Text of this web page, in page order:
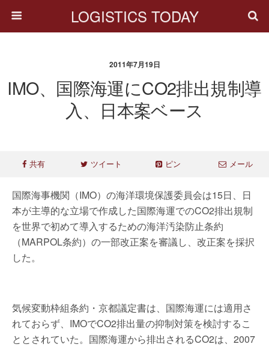
LOGISTICS TODAY
2011年7月19日
IMO、国際海運にCO2排出規制導
入、日本案ベース
共有 ツイート ピン メール
国際海事機関（IMO）の海洋環境保護委員会は15日、日
本が主導的な立場で作成した国際海運でのCO2排出規制
を世界で初めて導入するための海洋汚染防止条約
（MARPOL条約）の一部改正案を審議し、改正案を採択
した。
気候変動枠組条約・京都議定書は、国際海運には適用さ
れておらず、IMOでCO2排出量の抑制対策を検討するこ
ととされていた。国際海運から排出されるCO2は、2007